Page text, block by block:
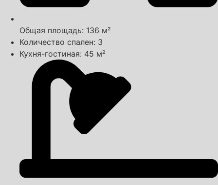
Общая площадь: 136 м²
Количество спален: 3
Кухня-гостиная: 45 м²